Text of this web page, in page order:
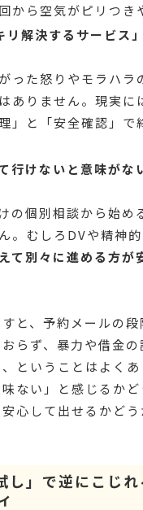
から空気がピリつき
リ解決するサービス
った怒りやモラハラ
ありません。現実に
」と「安全確認」で
行けないと意味がな
の個別相談から始め
。むしろDVや精神
て別々に進める方が
と、予約メールの
らず、暴力や借金の
ということはよくあ
ない」と感じるか
心して出せるかど
し」で逆にこじ